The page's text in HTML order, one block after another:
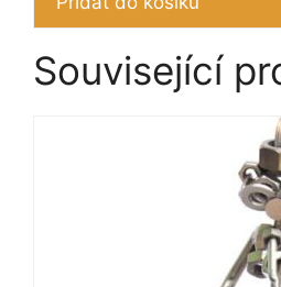
Související